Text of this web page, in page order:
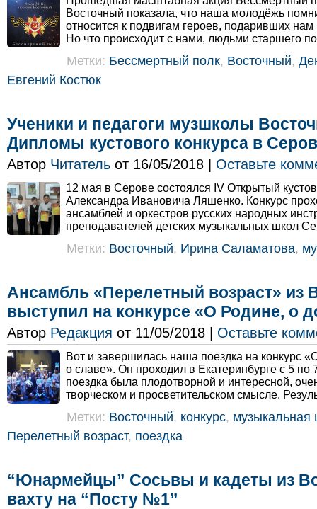
Восточный показала, что наша молодёжь
относится к подвигам героев, подаривших нам
Но что происходит с нами, людьми старшего
Метки: Бессмертный полк, Восточный,
Евгений Костюк
Ученики и педагоги музшколы
Дипломы кустового конкурса в
Автор Читатель от 16/05/2018 | Оставьте
12 мая в Серове состоялся IV Открытый
Александра Ивановича Ляшенко. Конкурс
ансамблей и оркестров русских народных
преподавателей детских музыкальных школ
Метки: Восточный, Ирина Саламатова,
Ансамбль «Перелетный возраст» из
выступил на конкурсе «О Родине, о
Автор Редакция от 11/05/2018 | Оставьте
Вот и завершилась наша поездка на конкурс
о славе». Он проходил в Екатеринбурге с 5 по
поездка была плодотворной и интересной,
творческом и просветительском смысле.
Метки: Восточный, конкурс, музыкальная
Перелетный возраст, поездка
“Юнармейцы” Сосьвы и кадеты из
вахту на “Посту №1”